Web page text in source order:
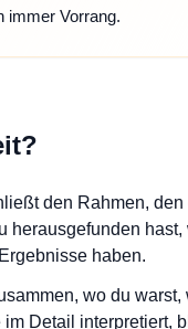
immer Vorrang.
den Rahmen, den
herausgefunden
haben.
wo du
Detail interpretiert,